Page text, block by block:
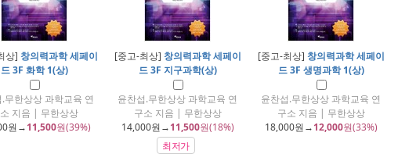
상] 창의력과학 세페이
드 3F 화학 1(상)
무한상상 과학교육 연
지음 | 무한상상
원→11,500원(39%)
[중고-최상] 창의력과학 세페이
드 3F 지구과학(상)
윤찬섭.무한상상 과학교육 연
구소 지음 | 무한상상
14,000원→11,500원(18%)
최저가
[중고-최상] 창의력과학 세페이
드 3F 생명과학 1(상)
윤찬섭.무한상상 과학교육 연
구소 지음 | 무한상상
18,000원→12,000원(33%)